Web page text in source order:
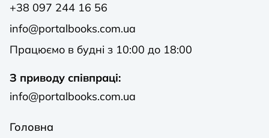
+38 097 244 16 56
info@portalbooks.com.ua
Працюємо в будні з 10:00 до 18:00
З приводу співпраці:
info@portalbooks.com.ua
Головна